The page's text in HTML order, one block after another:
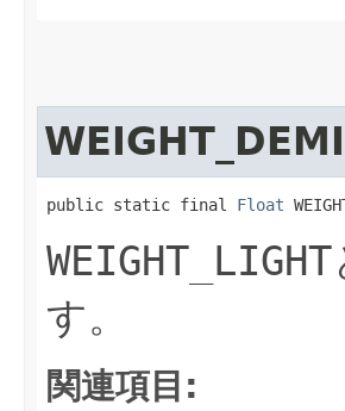
public static final Float
WEIGHT_LIGHT
す。
関連項目: